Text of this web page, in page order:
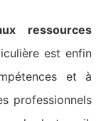
ressources
est enfin
et à
professionnels